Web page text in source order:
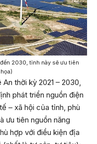
2030, tỉnh này sẽ ưu tiên
thời kỳ 2021 – 2030,
phát triển nguồn điện
– xã hội của tỉnh, phù
ưu tiên nguồn năng
hợp với điều kiện địa